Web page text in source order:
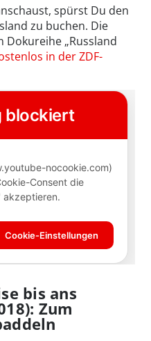
spürst Du den
zu buchen. Die
„Russland
in der ZDF-
bis ans
Zum